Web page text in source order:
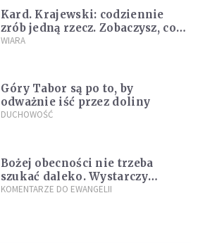
Kard. Krajewski: codziennie
zrób jedną rzecz. Zobaczysz, co
stanie się z twoim życiem
WIARA
Góry Tabor są po to, by
odważnie iść przez doliny
DUCHOWOŚĆ
Bożej obecności nie trzeba
szukać daleko. Wystarczy
nauczyć się słuchać
KOMENTARZE DO EWANGELII